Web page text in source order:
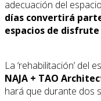
adecuación del
días convertirá
espacios de disfrute
La ‘rehabilitación’ del
NAJA + TAO
hará que durante dos